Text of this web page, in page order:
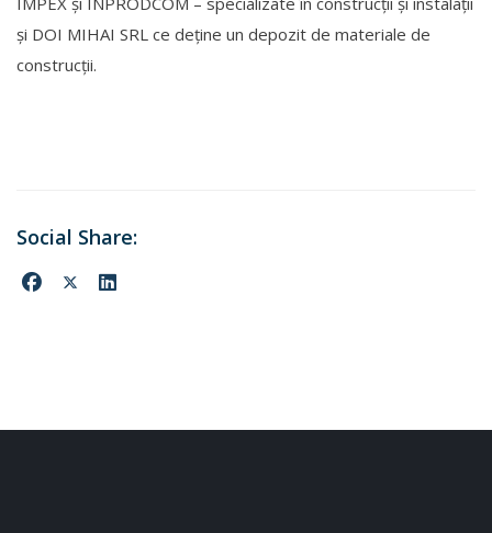
și DOI MIHAI SRL ce deține un depozit de materiale de
construcții.